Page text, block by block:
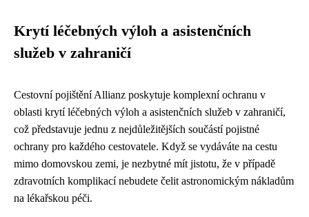
Krytí léčebných výloh a asistenčních
služeb v zahraničí
Cestovní pojištění Allianz poskytuje komplexní ochranu v
oblasti krytí léčebných výloh a asistenčních služeb v zahraničí,
což představuje jednu z nejdůležitějších součástí pojistné
ochrany pro každého cestovatele. Když se vydáváte na cestu
mimo domovskou zemi, je nezbytné mít jistotu, že v případě
zdravotních komplikací nebudete čelit astronomickým nákladům
na lékařskou péči.